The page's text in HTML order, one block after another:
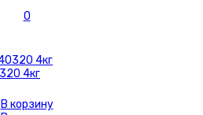
0
4кг
В корзину